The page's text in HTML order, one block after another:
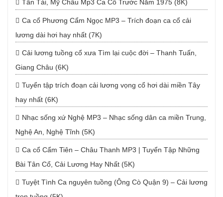
Tấn Tài, Mỹ Châu Mp3 Ca Cổ Trước Năm 1975 (8K)
Ca cổ Phương Cẩm Ngọc MP3 – Trích đoạn ca cổ cải
lương dài hơi hay nhất (7K)
Cải lương tuồng cổ xưa Tìm lại cuộc đời – Thanh Tuấn,
Giang Châu (6K)
Tuyển tập trích đoạn cải lương vọng cổ hơi dài miền Tây
hay nhất (6K)
Nhạc sống xứ Nghệ MP3 – Nhạc sống dân ca miền Trung,
Nghệ An, Nghệ Tĩnh (5K)
Ca cổ Cẩm Tiên – Châu Thanh MP3 | Tuyển Tập Những
Bài Tân Cổ, Cải Lương Hay Nhất (5K)
Tuyệt Tình Ca nguyên tuồng (Ông Cò Quận 9) – Cải lương